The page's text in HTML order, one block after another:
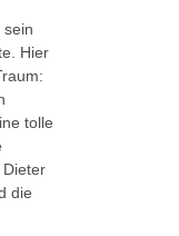
sein
Hier
tolle
die